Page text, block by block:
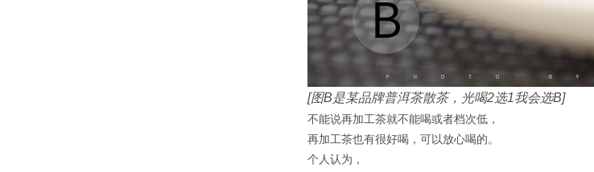
[图B是某品牌普洱茶散茶，光喝2选1我会选B]
不能说再加工茶就不能喝或者档次低，
再加工茶也有很好喝，可以放心喝的。
个人认为，